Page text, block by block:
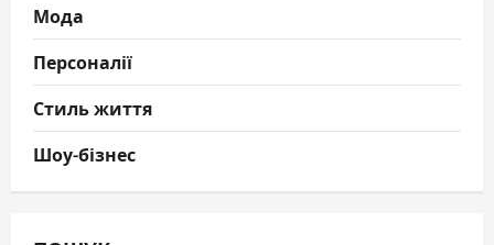
Мода
Персоналії
Стиль життя
Шоу-бізнес